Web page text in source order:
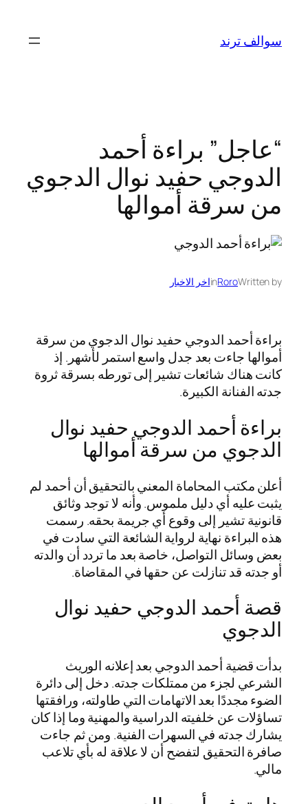
المحتوى
سوالف ترند
“عاجل” براءة أحمد
الدوجي حفيد نوال الدجوي
من سرقة أموالها
Written by
Roro
inاخر الاخبار
براءة أحمد الدوجي حفيد نوال الدجوي من سرقة
أموالها جاءت بعد جدل واسع استمر لأشهر. إذ
كانت هناك شائعات تشير إلى تورطه بسرقة ثروة
جدته الفنانة الكبيرة.
براءة أحمد الدوجي حفيد نوال
الدجوي من سرقة أموالها
أعلن مكتب المحاماة المعني بالتحقيق أن أحمد لم
يثبت عليه أي دليل ملموس. وأنه لا توجد وثائق
قانونية تشير إلى وقوع أي جريمة بحقه. رسمت
هذه البراءة نهاية لرواية الشائعة التي سادت في
بعض وسائل التواصل، خاصة بعد ما تردد أن والدته
أو جدته قد تنازلت عن حقها في المقاضاة.
قصة أحمد الدوجي حفيد نوال
الدجوي
بدأت قضية أحمد الدوجي بعد إعلانه الوريث
الشرعي لجزء من ممتلكات جدته. دخل إلى دائرة
الضوء مجددًا بعد الاتهامات التي طاولته، ورافقتها
تساؤلات عن خلفيته الدراسية والمهنية وما إذا كان
يشارك جدته في السهرات الفنية. ومن ثم جاءت
صافرة التحقيق لتفضح أن لا علاقة له بأي تلاعب
مالي.